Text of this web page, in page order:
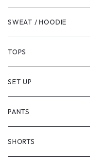
SWEAT / HOODIE
TOPS
SET UP
PANTS
SHORTS